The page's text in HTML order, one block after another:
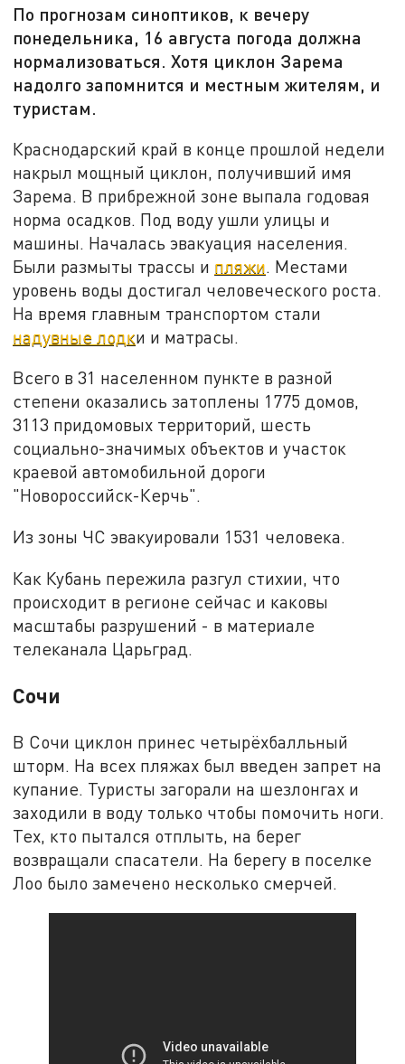
По прогнозам синоптиков, к вечеру
понедельника, 16 августа погода должна
нормализоваться. Хотя циклон Зарема
надолго запомнится и местным жителям, и
туристам.
Краснодарский край в конце прошлой недели
накрыл мощный циклон, получивший имя
Зарема. В прибрежной зоне выпала годовая
норма осадков. Под воду ушли улицы и
машины. Началась эвакуация населения.
Были размыты трассы и пляжи. Местами
уровень воды достигал человеческого роста.
На время главным транспортом стали
надувные лодки и матрасы.
Всего в 31 населенном пункте в разной
степени оказались затоплены 1775 домов,
3113 придомовых территорий, шесть
социально-значимых объектов и участок
краевой автомобильной дороги
"Новороссийск-Керчь".
Из зоны ЧС эвакуировали 1531 человека.
Как Кубань пережила разгул стихии, что
происходит в регионе сейчас и каковы
масштабы разрушений - в материале
телеканала Царьград.
Сочи
В Сочи циклон принес четырёхбалльный
шторм. На всех пляжах был введен запрет на
купание. Туристы загорали на шезлонгах и
заходили в воду только чтобы помочить ноги.
Тех, кто пытался отплыть, на берег
возвращали спасатели. На берегу в поселке
Лоо было замечено несколько смерчей.